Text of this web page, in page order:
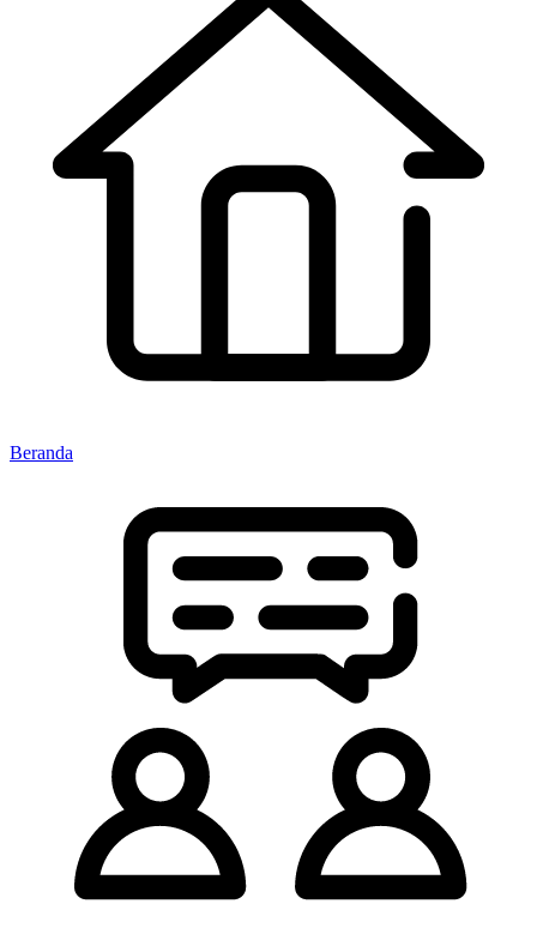
Beranda